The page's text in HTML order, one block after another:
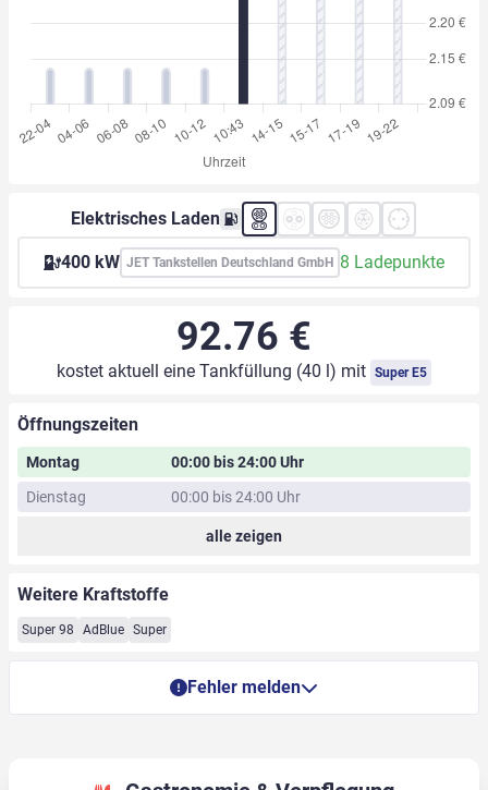
Elektrisches Laden
400 kW JET Tankstellen Deutschland GmbH 8 Ladepunkte
92.76 €
kostet aktuell eine Tankfüllung (40 l) mit Super E5
Öffnungszeiten
Montag
00:00 bis 24:00 Uhr
Dienstag
00:00 bis 24:00 Uhr
alle zeigen
Weitere Kraftstoffe
Super 98 AdBlue Super
Fehler melden